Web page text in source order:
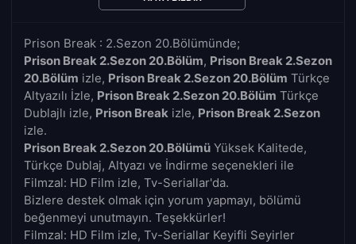
Prison Break : 2.Sezon 20.Bölümünde;
Prison Break 2.Sezon 20.Bölüm, Prison Break 2.Sezon
20.Bölüm izle, Prison Break 2.Sezon 20.Bölüm Türkçe
Altyazılı İzle, Prison Break 2.Sezon 20.Bölüm Türkçe
Dublajlı izle, Prison Break izle, Prison Break 2.Sezon
izle.
Prison Break 2.Sezon 20.Bölümü Yüksek Kalitede,
Türkçe Dublaj, Altyazı ve İndirme seçenekleri ile
Filmzal: HD Film izle, Tv-Seriallar'da.
Bizlere destek olmak için yorum yapmayı, bölümü
beğenmeyi unutmayın. Teşekkürler!
Filmzal: HD Film izle, Tv-Seriallar Keyifli Seyirler